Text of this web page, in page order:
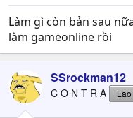
Làm gì còn bản sau
làm gameonline rồi
SSrockman12
C O N T R A